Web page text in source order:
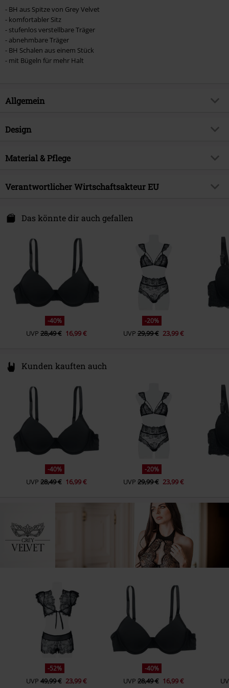
- BH aus Spitze von Grey Velvet
- komfortabler Sitz
- stufenlos verstellbare Träger
- abnehmbare Träger
- BH Schalen aus einem Stück
- mit Bügeln für mehr Halt
Allgemein
Artikelnummer:
Brand
Geschenke
Geschlecht
Frauen
Design
Produkt-Typ
Details
Spitzendetails
Material & Pflege
Obermaterial
92% Polyamid, 8% Elasthan
Verantwortlicher Wirtschaftsakteur EU
Am Rotböll 2
Germany
service@atixo.de
Das könnte dir auch gefallen
-40%
UVP 28,49 € 16,99 €
-20%
UVP 29,99 € 23,99 €
Kunden kauften auch
-40%
UVP 28,49 € 16,99 €
-20%
UVP 29,99 € 23,99 €
-52%
UVP 49,99 € 23,99 €
-40%
UVP 28,49 € 16,99 €